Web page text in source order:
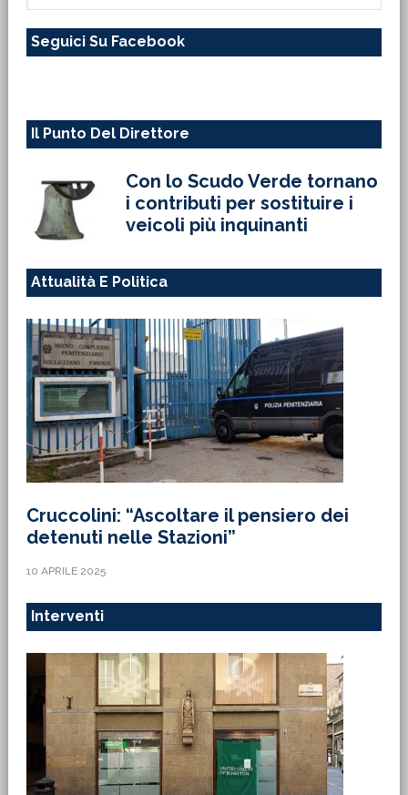
sito
Seguici Su Facebook
Il Punto Del Direttore
Con lo Scudo Verde tornano
i contributi per sostituire i
veicoli più inquinanti
Attualità E Politica
Cruccolini: “Ascoltare il pensiero dei
detenuti nelle Stazioni”
10 APRILE 2025
Interventi